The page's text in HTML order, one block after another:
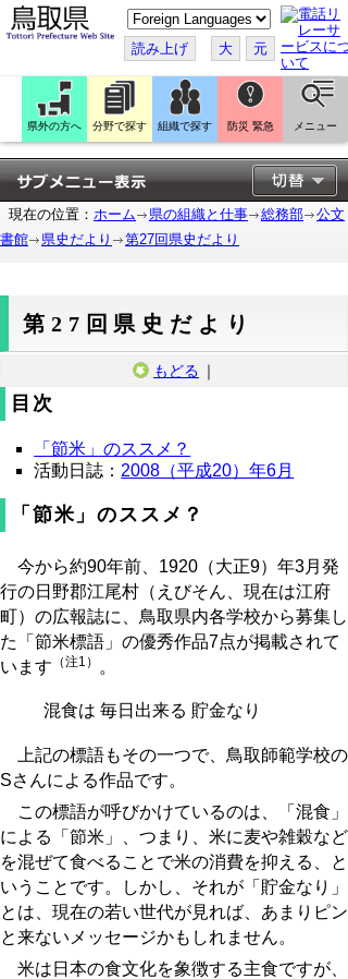
こ
の
ペ
ー
ジ
翻
訳
す
る
読み上げ 大 元
県外の方へ 分野で探す 組織で探す 防災 緊急 メニュー
現在の位置： ホーム 県の組織と仕事 総務部
公文
書館
県史だより 第27回県史だより
第27回県史だより
もどる ｜
目次
「節米」のススメ？
活動日誌： 2008（平成20）年6月
「節米」のススメ？
今から約90年前、1920（大正9）年3月発
行の日野郡江尾村（えびそん、現在は江府
町）の広報誌に、鳥取県内各学校から募集し
た「節米標語」の優秀作品7点が掲載されて
います （注1） 。
混食は 毎日出来る 貯金なり
上記の標語もその一つで、鳥取師範学校の
Sさんによる作品です。
この標語が呼びかけているのは、「混食」
による「節米」、つまり、米に麦や雑穀など
を混ぜて食べることで米の消費を抑える、と
いうことです。しかし、それが「貯金なり」
とは、現在の若い世代が見れば、あまりピン
と来ないメッセージかもしれません。
米は日本の食文化を象徴する主食ですが、